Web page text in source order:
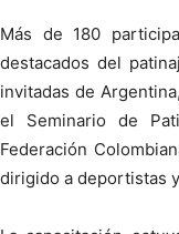
Más de 180
destacados del
invitadas de
el Seminario de
Federación
dirigido a deportistas